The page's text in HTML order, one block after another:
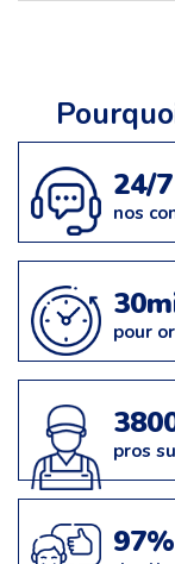
24/7
nos
pour
pros
97%